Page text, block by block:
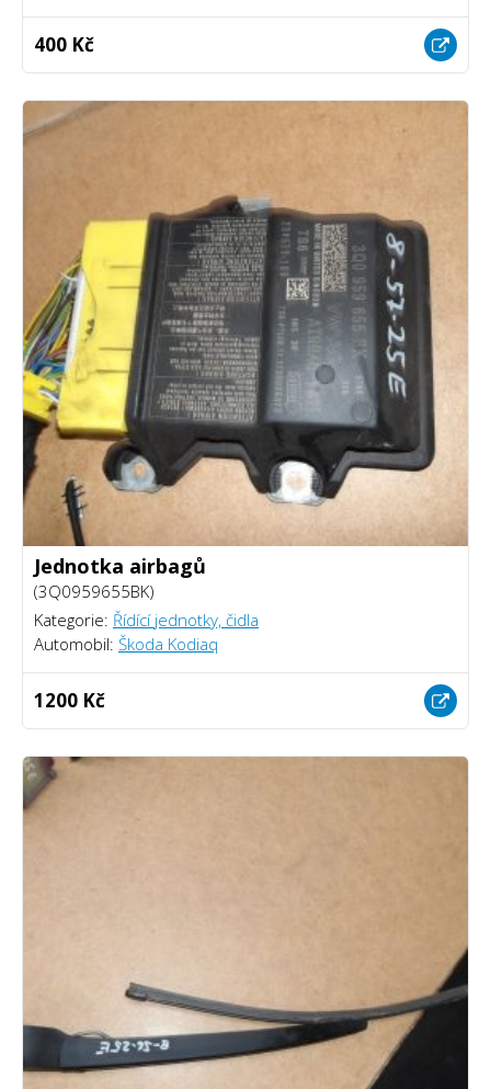
400 Kč
Jednotka airbagů
(3Q0959655BK)
Kategorie: Řídící jednotky, čidla
Automobil: Škoda Kodiaq
1200 Kč